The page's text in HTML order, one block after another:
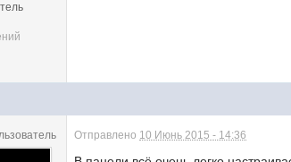
Отправлено 10 Июнь 2015 - 14:36